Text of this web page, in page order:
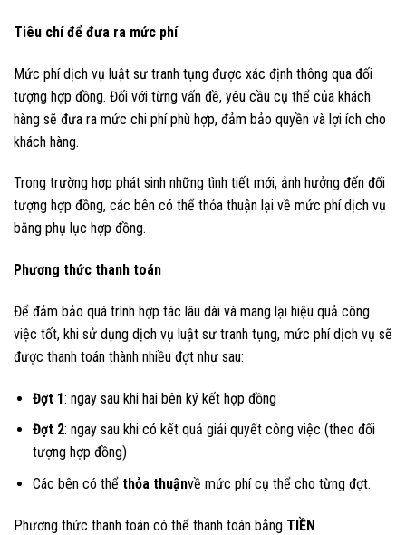
Tiêu chí để đưa ra mức phí
Mức phí dịch vụ luật sư tranh tụng được xác định thông qua đối
tượng hợp đồng. Đối với từng vấn đề, yêu cầu cụ thể của khách
hàng sẽ đưa ra mức chi phí phù hợp, đảm bảo quyền và lợi ích cho
khách hàng.
Trong trường hơp phát sinh những tình tiết mới, ảnh hưởng đến đối
tượng hợp đồng, các bên có thể thỏa thuận lại về mức phí dịch vụ
bằng phụ lục hợp đồng.
Phương thức thanh toán
Để đảm bảo quá trình hợp tác lâu dài và mang lại hiệu quả công
việc tốt, khi sử dụng dịch vụ luật sư tranh tụng, mức phí dịch vụ sẽ
được thanh toán thành nhiều đợt như sau:
Đợt 1: ngay sau khi hai bên ký kết hợp đồng
Đợt 2: ngay sau khi có kết quả giải quyết công việc (theo đối
tượng hợp đồng)
Các bên có thể thỏa thuậnvề mức phí cụ thể cho từng đợt.
Phương thức thanh toán có thể thanh toán bằng TIỀN